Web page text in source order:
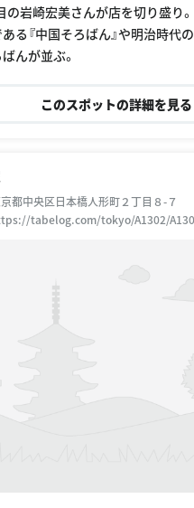
の岩崎宏美さんが店を切り盛り
る『中国そろばん』や明治時代
んが並ぶ。
このスポットの詳細を見る
都中央区日本橋人形町２丁目８-７
tabelog.com/tokyo/A1302/